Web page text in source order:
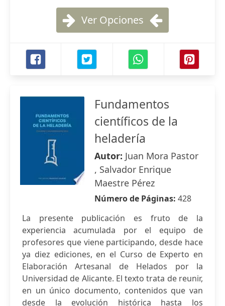
Ver Opciones
Fundamentos
científicos de la
heladería
Autor: Juan Mora Pastor
, Salvador Enrique
Maestre Pérez
Número de Páginas: 428
La presente publicación es fruto de la
experiencia acumulada por el equipo de
profesores que viene participando, desde hace
ya diez ediciones, en el Curso de Experto en
Elaboración Artesanal de Helados por la
Universidad de Alicante. El texto trata de reunir,
en un único documento, contenidos que van
desde la evolución histórica hasta los